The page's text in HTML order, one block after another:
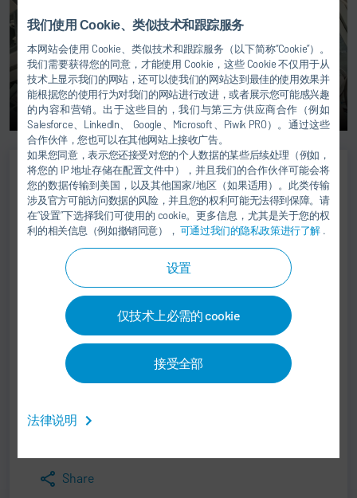
我们使用 Cookie、类似技术和跟踪服务
本网站会使用 Cookie、类似技术和跟踪服务（以下简称“Cookie”）。
我们需要获得您的同意，才能使用 Cookie，这些 Cookie 不仅用于从
技术上显示我们的网站，还可以使我们的网站达到最佳的使用效果并
能根据您的使用行为对我们的网站进行改进，或者展示您可能感兴趣
的内容和营销。出于这些目的，我们与第三方供应商合作（例如
Salesforce、LinkedIn、 Google、Microsoft、Piwik PRO）。通过这些
合作伙伴，您也可以在其他网站上接收广告。
如果您同意，表示您还接受对您的个人数据的某些后续处理（例如，
将您的 IP 地址存储在配置文件中），并且我们的合作伙伴可能会将
您的数据传输到美国，以及其他国家/地区（如果适用）。此类传输
涉及官方可能访问数据的风险，并且您的权利可能无法得到保障。请
在“设置”下选择我们可使用的 cookie。更多信息，尤其是关于您的权
利的相关信息（例如撤销同意）， 可通过我们的隐私政策进行了解 .
设置
仅技术上必需的 cookie
接受全部
法律说明
Peter Annel
ASSEMBLY TECHNOLOGY
+49 6898 692-0
testing@durr.com
Dürr Assembly Products GmbH
Köllner Str. 122 - 128
66346 Püttlingen
Germany
Share